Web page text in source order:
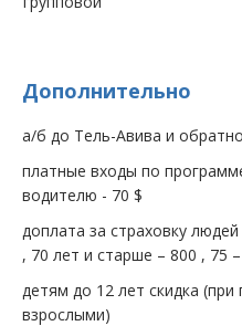
Дополнительно
а/б до Тель-Авива и обратно
платные входы по
водителю - 70 $
доплата за страховку
, 70 лет и старше – 800 , 75
детям до 12 лет скидка
взрослыми)